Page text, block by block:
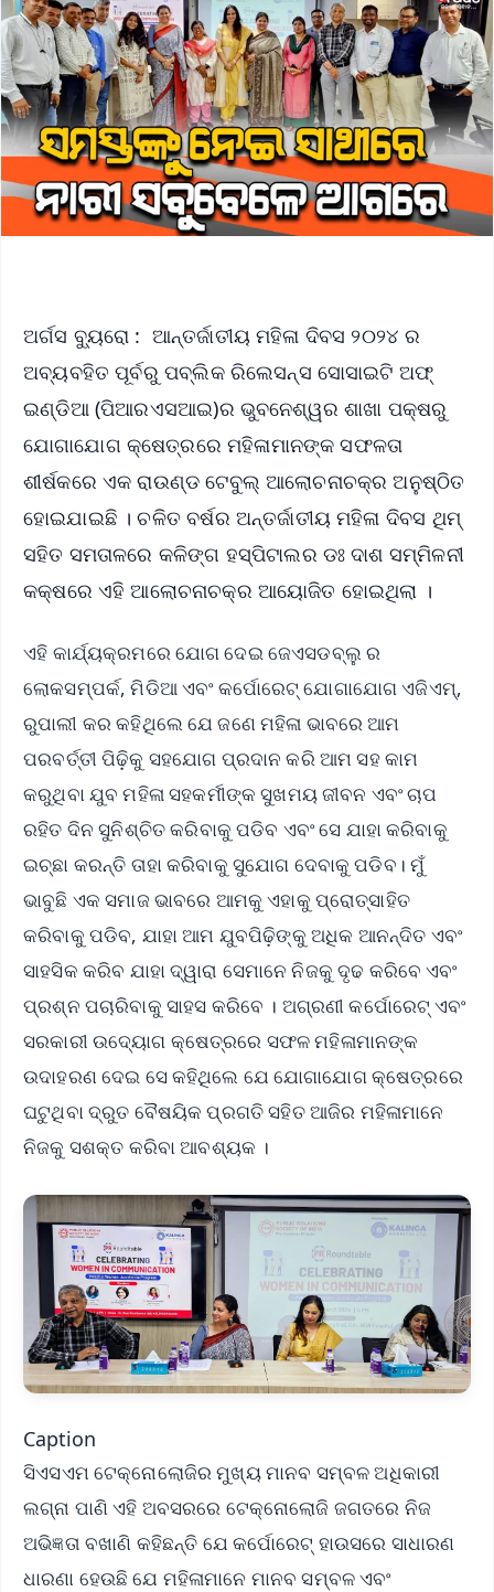
ଅର୍ଗସ ବ୍ୟୁରୋ : ଆନ୍ତର୍ଜାତୀୟ ମହିଳା ଦିବସ ୨୦୨୪ ର
ଅବ୍ୟବହିତ ପୂର୍ବରୁ ପବ୍ଲିକ ରିଲେସନ୍ସ ସୋସାଇଟି ଅଫ୍
ଇଣ୍ଡିଆ (ପିଆରଏସଆଇ)ର ଭୁବନେଶ୍ୱର ଶାଖା ପକ୍ଷରୁ
ଯୋଗାଯୋଗ କ୍ଷେତ୍ରରେ ମହିଳାମାନଙ୍କ ସଫଳତା
ଶୀର୍ଷକରେ ଏକ ରାଉଣ୍ଡ ଟେବୁଲ୍ ଆଲୋଚନାଚକ୍ର ଅନୁଷ୍ଠିତ
ହୋଇଯାଇଛି । ଚଳିତ ବର୍ଷର ଅନ୍ତର୍ଜାତୀୟ ମହିଳା ଦିବସ ଥିମ୍
ସହିତ ସମତାଳରେ କଳିଙ୍ଗ ହସ୍ପିଟାଲର ଡଃ ଦାଶ ସମ୍ମିଳନୀ
କକ୍ଷରେ ଏହି ଆଲୋଚନାଚକ୍ର ଆୟୋଜିତ ହୋଇଥିଲା ।
ଏହି କାର୍ଯ୍ୟକ୍ରମରେ ଯୋଗ ଦେଇ ଜେଏସଡବ୍ଲୁ ର
ଲୋକସମ୍ପର୍କ, ମିଡିଆ ଏବଂ କର୍ପୋରେଟ୍ ଯୋଗାଯୋଗ ଏଜିଏମ୍,
ରୁପାଲୀ କର କହିଥିଲେ ଯେ ଜଣେ ମହିଳା ଭାବରେ ଆମ
ପରବର୍ତ୍ତୀ ପିଢ଼ିକୁ ସହଯୋଗ ପ୍ରଦାନ କରି ଆମ ସହ କାମ
କରୁଥିବା ଯୁବ ମହିଳା ସହକର୍ମୀଙ୍କ ସୁଖମୟ ଜୀବନ ଏବଂ ଚାପ
ରହିତ ଦିନ ସୁନିଶ୍ଚିତ କରିବାକୁ ପଡିବ ଏବଂ ସେ ଯାହା କରିବାକୁ
ଇଚ୍ଛା କରନ୍ତି ତାହା କରିବାକୁ ସୁଯୋଗ ଦେବାକୁ ପଡିବ। ମୁଁ
ଭାବୁଛି ଏକ ସମାଜ ଭାବରେ ଆମକୁ ଏହାକୁ ପ୍ରୋତ୍ସାହିତ
କରିବାକୁ ପଡିବ, ଯାହା ଆମ ଯୁବପିଢ଼ିଙ୍କୁ ଅଧିକ ଆନନ୍ଦିତ ଏବଂ
ସାହସିକ କରିବ ଯାହା ଦ୍ୱାରା ସେମାନେ ନିଜକୁ ଦୃଢ କରିବେ ଏବଂ
ପ୍ରଶ୍ନ ପଚାରିବାକୁ ସାହସ କରିବେ । ଅଗ୍ରଣୀ କର୍ପୋରେଟ୍ ଏବଂ
ସରକାରୀ ଉଦ୍ୟୋଗ କ୍ଷେତ୍ରରେ ସଫଳ ମହିଳାମାନଙ୍କ
ଉଦାହରଣ ଦେଇ ସେ କହିଥିଲେ ଯେ ଯୋଗାଯୋଗ କ୍ଷେତ୍ରରେ
ଘଟୁଥିବା ଦ୍ରୁତ ବୈଷୟିକ ପ୍ରଗତି ସହିତ ଆଜିର ମହିଳାମାନେ
ନିଜକୁ ସଶକ୍ତ କରିବା ଆବଶ୍ୟକ ।
Caption
ସିଏସଏମ ଟେକ୍ନୋଲୋଜିର ମୁଖ୍ୟ ମାନବ ସମ୍ବଳ ଅଧିକାରୀ
ଲଗ୍ନା ପାଣି ଏହି ଅବସରରେ ଟେକ୍ନୋଲୋଜି ଜଗତରେ ନିଜ
ଅଭିଜ୍ଞତା ବଖାଣି କହିଛନ୍ତି ଯେ କର୍ପୋରେଟ୍ ହାଉସରେ ସାଧାରଣ
ଧାରଣା ହେଉଛି ଯେ ମହିଳାମାନେ ମାନବ ସମ୍ବଳ ଏବଂ